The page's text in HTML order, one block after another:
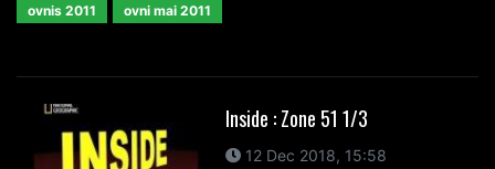
ovnis 2011
ovni mai 2011
Inside : Zone 51 1/3
12 Dec 2018, 15:58